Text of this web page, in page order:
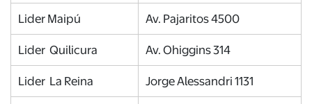
Lider Maipú Av. Pajaritos 4500
Lider Quilicura Av. Ohiggins 314
Lider La Reina Jorge Alessandri 1131